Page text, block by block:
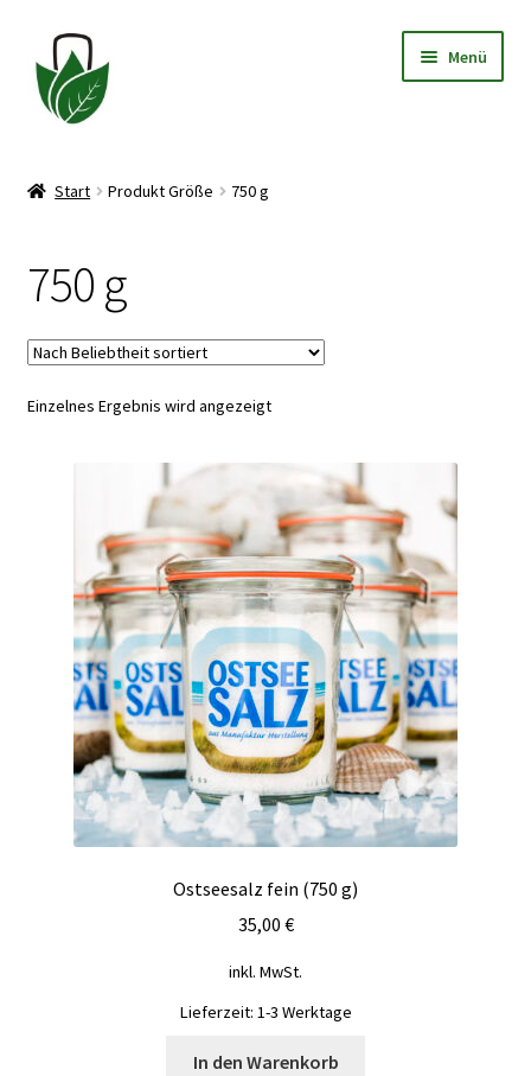
Zur
Navigation
springen
Zum
Inhalt
springen
Menü
Widerrufsbelehrung
Impressum
Start Produkt Größe 750 g
750 g
Einzelnes Ergebnis wird angezeigt
Ostseesalz fein (750 g)
35,00 €
inkl. MwSt.
Lieferzeit: 1-3 Werktage
In den Warenkorb